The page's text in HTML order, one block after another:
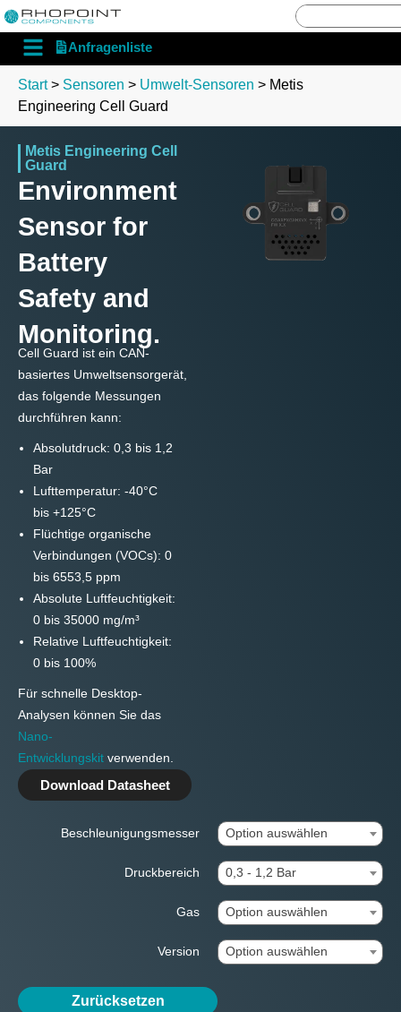
English Deutsch
Anfragenliste
Start> Sensoren > Umwelt-Sensoren > Metis
Engineering Cell Guard
Environment
Sensor for
Battery
Safety and
Monitoring.
Metis Engineering Cell
Guard
Cell Guard ist ein CAN-
basiertes Umweltsensorgerät,
das folgende Messungen
durchführen kann:
Absolutdruck: 0,3 bis 1,2
Bar
Lufttemperatur: -40°C
bis +125°C
Flüchtige organische
Verbindungen (VOCs): 0
bis 6553,5 ppm
Absolute Luftfeuchtigkeit:
0 bis 35000 mg/m³
Relative Luftfeuchtigkeit:
0 bis 100%
Für schnelle Desktop-
Analysen können Sie das
Nano-
Entwicklungskit verwenden.
Download Datasheet
Beschleunigungsmesser Option auswählen
Druckbereich 0,3 - 1,2 Bar
Gas Option auswählen
Version Option auswählen
Zurücksetzen